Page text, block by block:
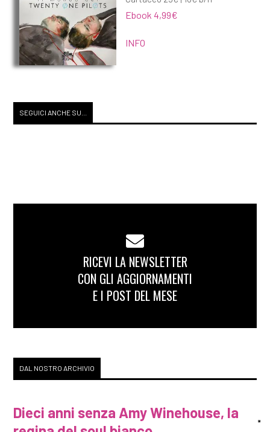
Ebook 4,99€
INFO
SEGUICI ANCHE SU...
RICEVI LA NEWSLETTER
CON GLI AGGIORNAMENTI
E I POST DEL MESE
DAL NOSTRO ARCHIVIO
Dieci anni senza Amy Winehouse, la